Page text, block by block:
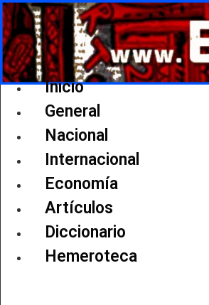
Ir
al
contenido
Inicio
General
Nacional
Internacional
Economía
Artículos
Diccionario
Hemeroteca